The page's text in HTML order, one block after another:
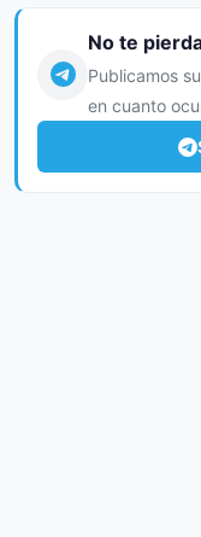
No te
Publicamos
en cuanto